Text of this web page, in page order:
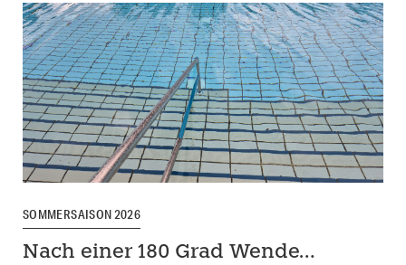
SOMMERSAISON 2026
Nach einer 180 Grad Wende…